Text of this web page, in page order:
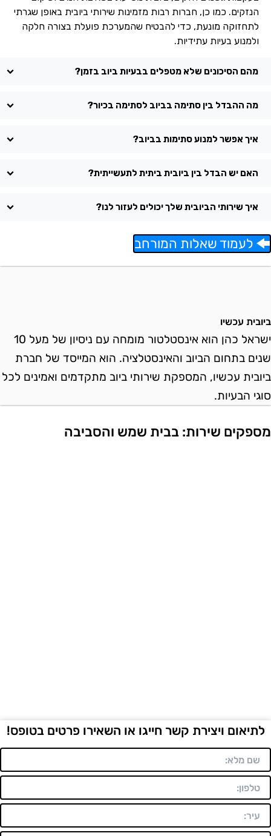
הנזקים. כמו כן, חברות רבות מזמינות שירותי ביובית באופן שגרתי
לתחזוקה מונעת, כדי להבטיח שהמערכת פועלת בצורה חלקה
ולמנוע בעיות עתידיות.
מהם הסיכונים שלא מטפלים בבעיות ביוב בזמן?
מה ההבדל בין סתימה בביוב לסתימה בכיור?
איך אפשר למנוע סתימות בביוב?
האם יש הבדל בין ביובית ביתית לתעשייתית?
איך שירותי הביובית שלך יכולים לעזור לנו?
לעמוד שאלות המורחב
עכשיו
ישראל כהן הוא אינסטלטור מומחה עם ניסיון של מעל 10
בתחום הביוב והאינסטלציה. הוא המייסד של חברת
עכשיו, המספקת שירותי ביוב מתקדמים ואמינים לכל
הבעיות.
שירות: בבית שמש והסביבה
לתיאום ויצירת קשר חייגו או השאירו פרטים בטופס!